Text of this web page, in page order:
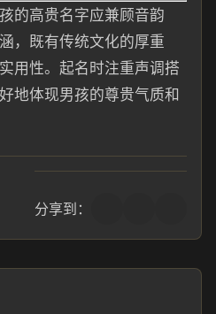
的高贵名字应兼顾音韵
，既有传统文化的厚重
用性。起名时注重声调搭
地体现男孩的尊贵气质和
分享到：